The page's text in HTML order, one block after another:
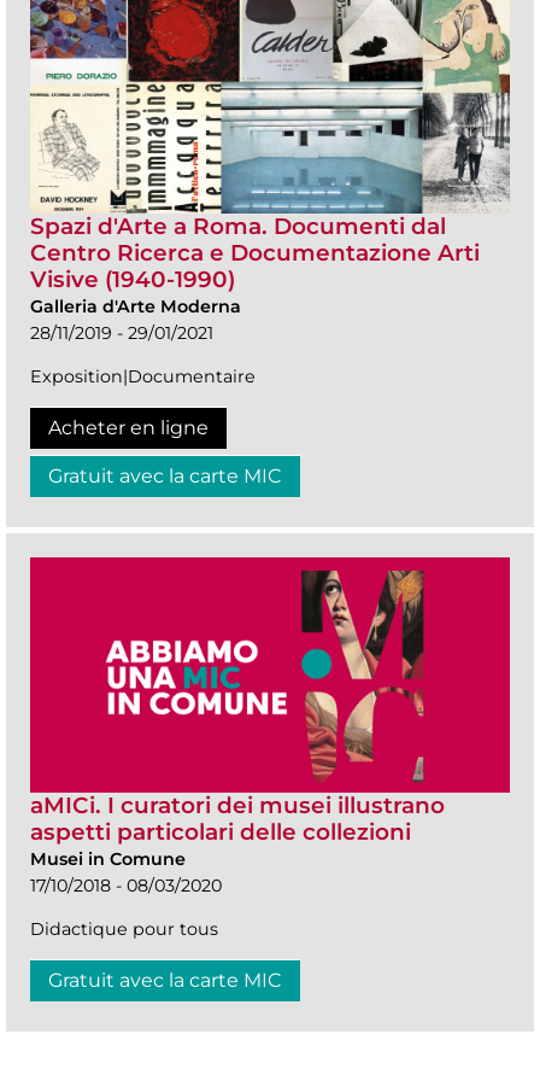
Spazi d'Arte a Roma. Documenti dal
Centro Ricerca e Documentazione Arti
Visive (1940-1990)
Galleria d'Arte Moderna
28/11/2019 - 29/01/2021
Exposition|Documentaire
Acheter en ligne
Gratuit avec la carte MIC
aMICi. I curatori dei musei illustrano
aspetti particolari delle collezioni
Musei in Comune
17/10/2018 - 08/03/2020
Didactique pour tous
Gratuit avec la carte MIC